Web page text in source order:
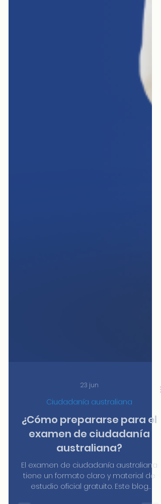
23 jun
Ciudadanía australiana
¿Cómo prepararse para el
examen de ciudadanía
australiana?